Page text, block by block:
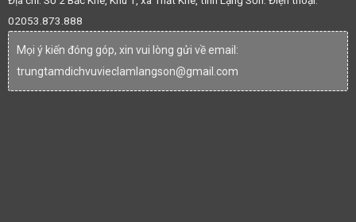
02053.873.888
Mọi ý kiến đóng góp, xin vui lòng gửi về email:
trungtamdichvuvieclamlangson@gmail.com